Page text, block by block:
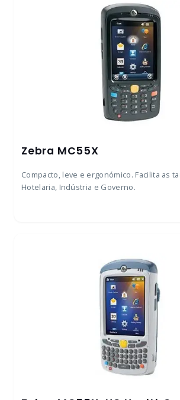
Zebra MC55X
Compacto, leve e ​​ergonómico. Facilita as
Hotelaria, Indústria e Governo.